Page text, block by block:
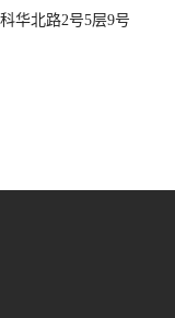
华北路2号5层9号